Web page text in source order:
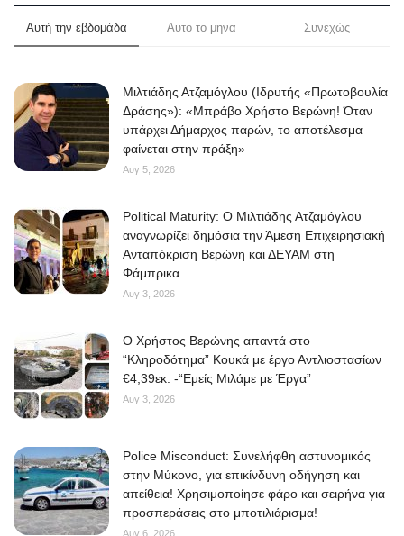
Αυτή την εβδομάδα Αυτο το μηνα Συνεχώς
Μιλτιάδης Ατζαμόγλου (Ιδρυτής «Πρωτοβουλία
Δράσης»): «Μπράβο Χρήστο Βερώνη! Όταν
υπάρχει Δήμαρχος παρών, το αποτέλεσμα
φαίνεται στην πράξη»
Αυγ 5, 2026
Political Maturity: Ο Μιλτιάδης Ατζαμόγλου
αναγνωρίζει δημόσια την Άμεση Επιχειρησιακή
Ανταπόκριση Βερώνη και ΔΕΥΑΜ στη
Φάμπρικα
Αυγ 3, 2026
O Χρήστος Βερώνης απαντά στο
“Κληροδότημα” Κουκά με έργο Αντλιοστασίων
€4,39εκ. -“Εμείς Μιλάμε με Έργα”
Αυγ 3, 2026
Police Misconduct: Συνελήφθη αστυνομικός
στην Μύκονο, για επικίνδυνη οδήγηση και
απείθεια! Χρησιμοποίησε φάρο και σειρήνα για
προσπεράσεις στο μποτιλιάρισμα!
Αυγ 6, 2026